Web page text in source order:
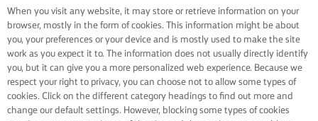
When you visit any website, it may store or retrieve information on your
browser, mostly in the form of cookies. This information might be about
you, your preferences or your device and is mostly used to make the site
work as you expect it to. The information does not usually directly identify
you, but it can give you a more personalized web experience. Because we
respect your right to privacy, you can choose not to allow some types of
cookies. Click on the different category headings to find out more and
change our default settings. However, blocking some types of cookies